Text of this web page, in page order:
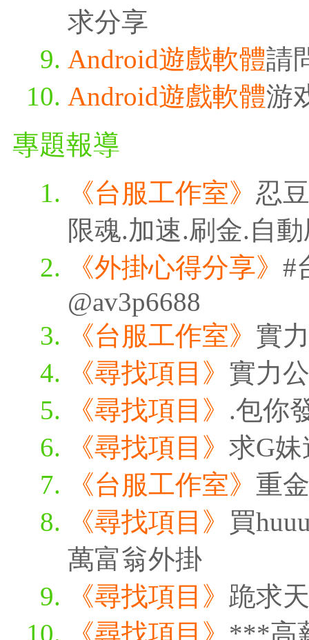
求分享
Android遊戲軟體請
Android遊戲軟體游
專題報導
《台服工作室》 忍
限魂.加速.刷金.自
《外掛心得分享》 #
@av3p6688
《台服工作室》 實
《尋找項目》 實力
《尋找項目》 .包你
《尋找項目》 求G
《台服工作室》 重
《尋找項目》 買
萬富翁外掛
《尋找項目》 跪求
《尋找項目》 ***高